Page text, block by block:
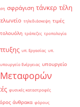
σφράγιση τάνκερ τέλη
τηλεδιάσκεψη τιμές
τολουόλη τράπεζες τροπολογία
υπ. Εργασίας υπ.
υπουργείο Ενέργειας υπουργείο
φυσικές καταστροφές
άνθρακα φόρους